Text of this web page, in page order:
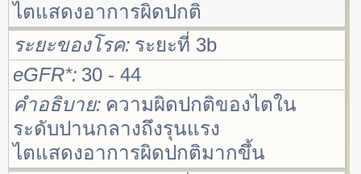
ไตแสดงอาการผิดปกติ
ระยะของโรค ระยะที่ 3b
eGFR* 30 - 44
คำอธิบาย ความผิดปกติของไตใน
ระดับปานกลางถึงรุนแรง
ไตแสดงอาการผิดปกติมากขึ้น